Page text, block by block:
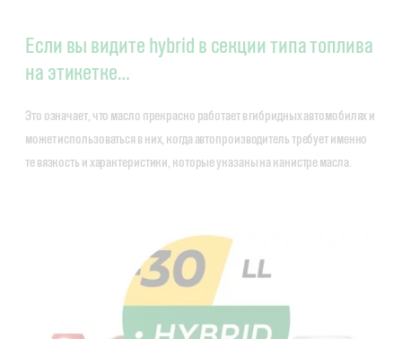
Если вы видите hybrid в секции типа топлива
на этикетке…
Это означает, что масло прекрасно работает в гибридных автомобилях и
может использоваться в них, когда автопроизводитель требует именно
те вязкость и характеристики, которые указаны на канистре масла.